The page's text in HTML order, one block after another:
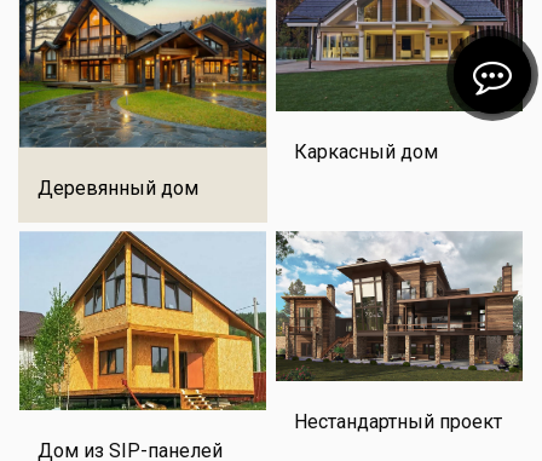
Деревянный дом
Каркасный дом
Дом из SIP-панелей
Нестандартный проект